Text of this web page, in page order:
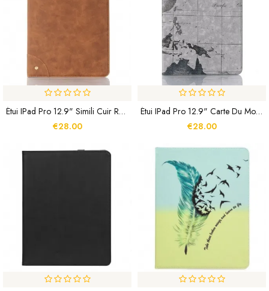
Étui IPad Pro 12.9" Simili Cuir Rétro
€28.00
Étui IPad Pro 12.9" Carte Du Monde
€28.00